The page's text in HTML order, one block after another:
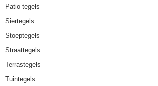
Patio tegels
Siertegels
Stoeptegels
Straattegels
Terrastegels
Tuintegels